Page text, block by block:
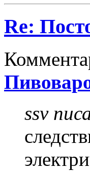
Re:
ssv